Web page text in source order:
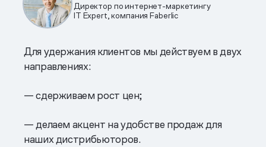
Директор по интернет-маркетингу
IT Expert, компания Faberlic
Для удержания клиентов мы действуем в двух
направлениях:
— сдерживаем рост цен;
— делаем акцент на удобстве продаж для
наших дистрибьюторов.